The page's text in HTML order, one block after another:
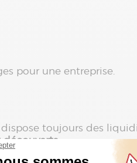
pour une entreprise.
toujours des
découverts